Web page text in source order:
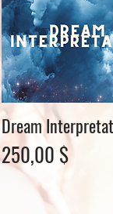
Dream
Preis
250,00 $